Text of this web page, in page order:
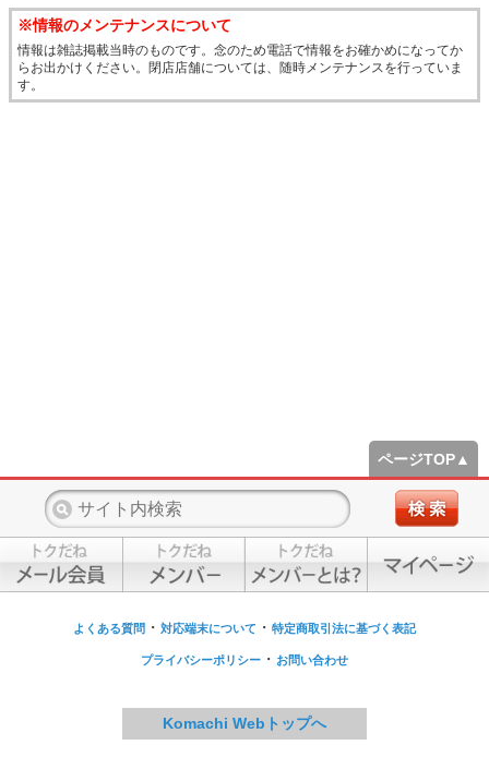
※情報のメンテナンスについて
情報は雑誌掲載当時のものです。念のため電話で情報をお確かめになってか
らお出かけください。閉店店舗については、随時メンテナンスを行っていま
す。
ページTOP▲
よくある質問 ・ 対応端末について ・ 特定商取引法に基づく表記
プライバシーポリシー ・ お問い合わせ
Komachi Webトップへ